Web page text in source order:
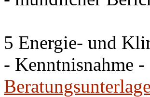
5 Energie- und
- Kenntnisnahme -